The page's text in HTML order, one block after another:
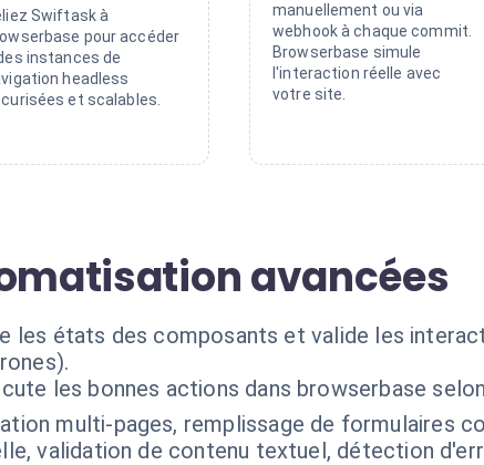
Swiftask à
pour accéder
instances de
headless
et scalables.
manuellement ou via
webhook à chaque commit.
Browserbase simule
l'interaction réelle avec
votre site.
avancées
les états des composants et valide les
les bonnes actions dans browserbase
multi-pages, remplissage de formulaires
validation de contenu textuel, détection